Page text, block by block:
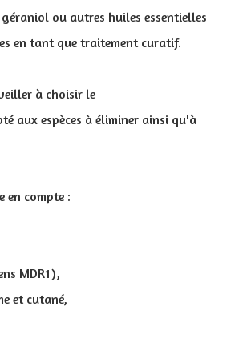
ou autres huiles essentielles
en tant que traitement curatif.
à choisir le
aux espèces à éliminer ainsi qu'à
en compte :
MDR1),
et cutané,